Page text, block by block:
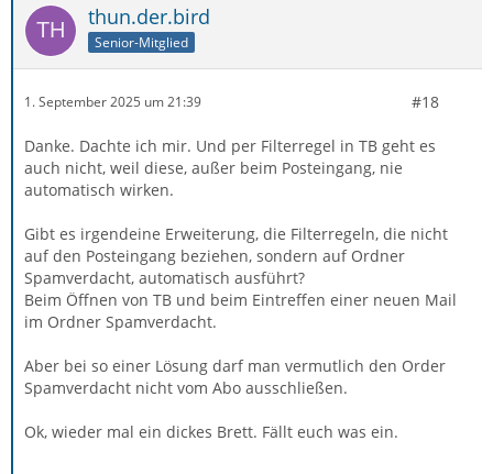
thun.der.bird
Senior-Mitglied
1. September 2025 um 21:39 #18
Danke. Dachte ich mir. Und per Filterregel in TB geht es
auch nicht, weil diese, außer beim Posteingang, nie
automatisch wirken.
Gibt es irgendeine Erweiterung, die Filterregeln, die nicht
auf den Posteingang beziehen, sondern auf Ordner
Spamverdacht, automatisch ausführt?
Beim Öffnen von TB und beim Eintreffen einer neuen Mail
im Ordner Spamverdacht.
Aber bei so einer Lösung darf man vermutlich den Order
Spamverdacht nicht vom Abo ausschließen.
Ok, wieder mal ein dickes Brett. Fällt euch was ein.